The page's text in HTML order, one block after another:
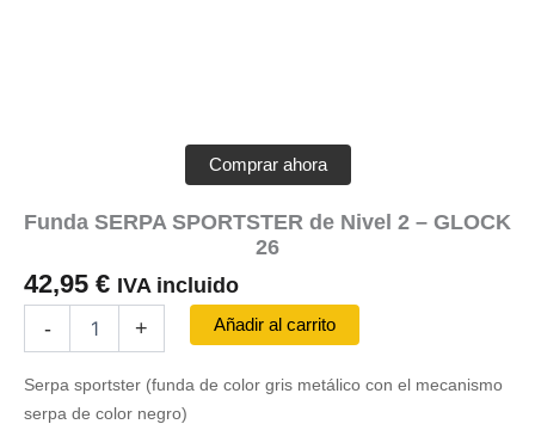
Comprar ahora
Funda SERPA SPORTSTER de Nivel 2 – GLOCK
26
42,95 € IVA incluido
-
de
Nivel
+ Añadir al carrito
Serpa sportster (funda de color gris metálico con el mecanismo
serpa de color negro)